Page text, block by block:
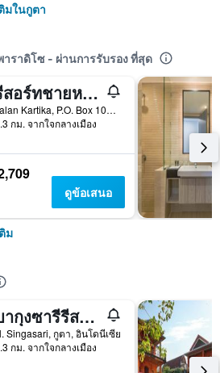
มในกูตา
าราดิโซ - ผ่านการรับรอง ที่สุด
รีสอร์ทชายหาดบาหลีการ์เด้น
Jalan Kartika, P.O. Box 1062, Tuban, Kuta, Bali, กูตา, อินโดนีเซีย
กม. จากใจกลางเมือง
ดูข้อเสนอ
ม
บากุงซารีรีสอร์ทแอนด์สปา
Singasari, กูตา, อินโดนีเซีย
กม. จากใจกลางเมือง